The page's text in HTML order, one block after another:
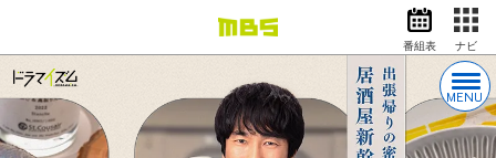
情報・報道
バラエティ
ドラマ
アニメ
番組表 ナビ
MENU